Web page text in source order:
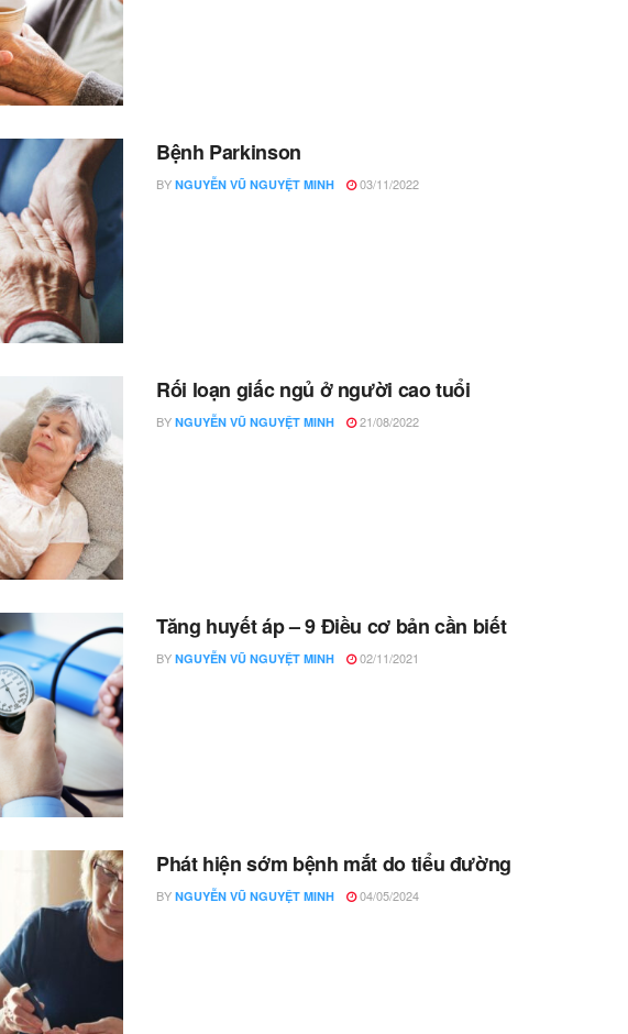
Bệnh Parkinson
BY NGUYỄN VŨ NGUYỆT MINH 03/11/2022
Rối loạn giấc ngủ ở người cao tuổi
BY NGUYỄN VŨ NGUYỆT MINH 21/08/2022
Tăng huyết áp – 9 Điều cơ bản cần biết
BY NGUYỄN VŨ NGUYỆT MINH 02/11/2021
Phát hiện sớm bệnh mắt do tiểu đường
BY NGUYỄN VŨ NGUYỆT MINH 04/05/2024